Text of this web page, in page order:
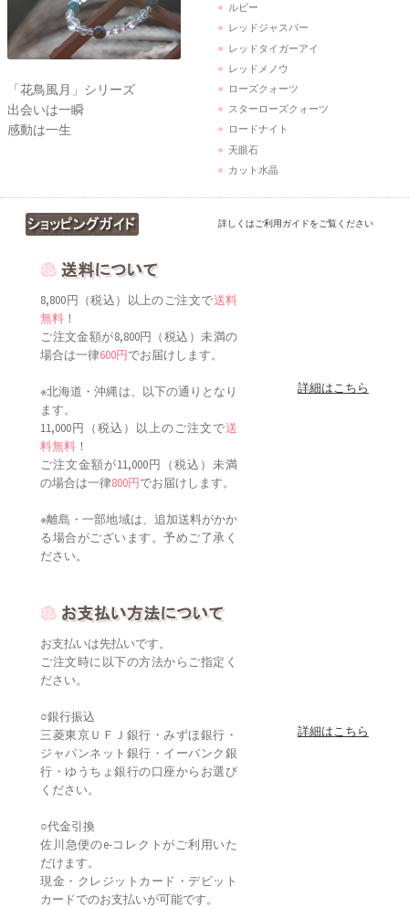
「花鳥風月」シリーズ
出会いは一瞬
感動は一生
ルビー
レッドジャスパー
レッドタイガーアイ
レッドメノウ
ローズクォーツ
スターローズクォーツ
ロードナイト
天眼石
カット水晶
詳しくはご利用ガイドをご覧ください
8,800円（税込）以上のご注文で送料
無料 ！
ご注文金額が8,800円（税込）未満の
場合は一律600円でお届けします。
※北海道・沖縄は、以下の通りとなり
ます。
11,000円（税込）以上のご注文で送
料無料 ！
ご注文金額が11,000円（税込）未満
の場合は一律800円でお届けします。
※離島・一部地域は、追加送料がかか
る場合がございます。予めご了承く
ださい。
詳細はこちら
お支払いは先払いです。
ご注文時に以下の方法からご指定く
ださい。
○銀行振込
三菱東京ＵＦＪ銀行・みずほ銀行・
ジャパンネット銀行・イーバンク銀
行・ゆうちょ銀行の口座からお選び
ください。
○代金引換
佐川急便のe-コレクトがご利用いた
だけます。
現金・クレジットカード・デビット
カードでのお支払いが可能です。
詳細はこちら